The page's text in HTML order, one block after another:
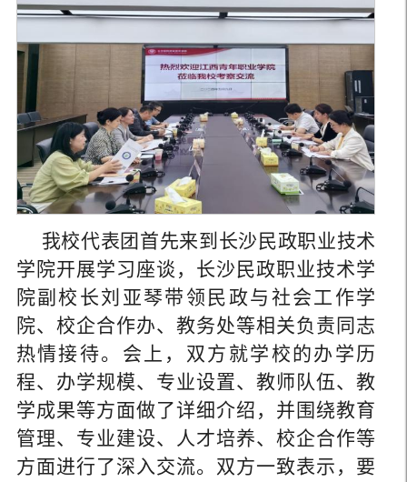
我校代表团首先来到长沙民政职业技术
学院开展学习座谈，长沙民政职业技术学
院副校长刘亚琴带领民政与社会工作学
院、校企合作办、教务处等相关负责同志
热情接待。会上，双方就学校的办学历
程、办学规模、专业设置、教师队伍、教
学成果等方面做了详细介绍，并围绕教育
管理、专业建设、人才培养、校企合作等
方面进行了深入交流。双方一致表示，要